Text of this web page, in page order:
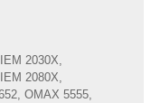
2030X,
2080X,
OMAX 5555,